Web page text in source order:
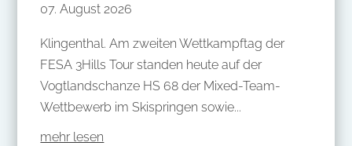
07. August 2026
Klingenthal. Am zweiten Wettkampftag der
FESA 3Hills Tour standen heute auf der
Vogtlandschanze HS 68 der Mixed-Team-
Wettbewerb im Skispringen sowie...
mehr lesen